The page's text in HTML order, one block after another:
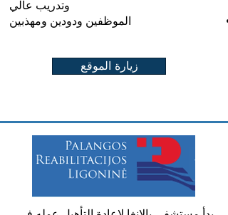
وتدريب عالي
الموظفين ودودين ومهذبين
زيارة الموقع